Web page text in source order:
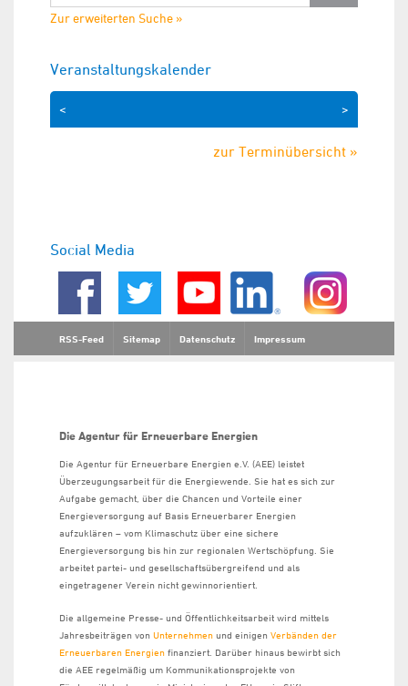
Zur erweiterten Suche »
Veranstaltungskalender
>
<
zur Terminübersicht »
Social Media
RSS-Feed Sitemap Datenschutz Impressum
Die Agentur für Erneuerbare Energien
Die Agentur für Erneuerbare Energien e.V. (AEE) leistet
Überzeugungsarbeit für die Energiewende. Sie hat es sich zur
Aufgabe gemacht, über die Chancen und Vorteile einer
Energieversorgung auf Basis Erneuerbarer Energien
aufzuklären – vom Klimaschutz über eine sichere
Energieversorgung bis hin zur regionalen Wertschöpfung. Sie
arbeitet partei- und gesellschaftsübergreifend und als
eingetragener Verein nicht gewinnorientiert.
Die allgemeine Presse- und Öffentlichkeitsarbeit wird mittels
Jahresbeiträgen von Unternehmen und einigen Verbänden der
Erneuerbaren Energien finanziert. Darüber hinaus bewirbt sich
die AEE regelmäßig um Kommunikationsprojekte von